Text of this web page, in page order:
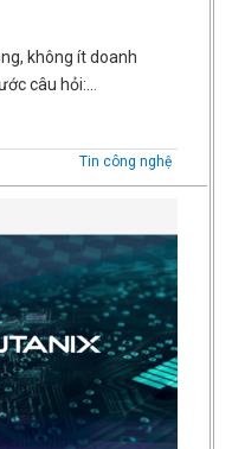
không ít doanh
câu hỏi:…
Tin công nghệ